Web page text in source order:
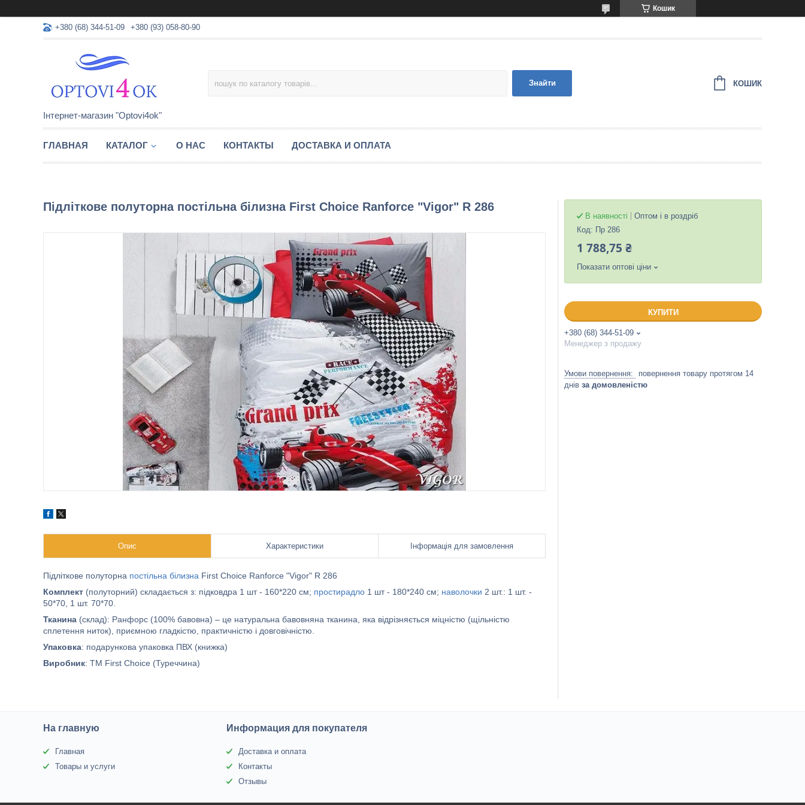
Кошик
+380 (68) 344-51-09 +380 (93) 058-80-90
Інтернет-магазин "Optovi4ok"
Знайти КОШИК
ГЛАВНАЯ КАТАЛОГ О НАС КОНТАКТЫ ДОСТАВКА И ОПЛАТА
Підліткове полуторна постільна білизна First Choice Ranforce "Vigor" R 286
Опис Характеристики Інформація для замовлення
Підліткове полуторна постільна білизна First Choice Ranforce "Vigor" R 286
Комплект (полуторний) складається з: підковдра 1 шт - 160*220 см; простирадло 1 шт - 180*240 см; наволочки 2 шт.: 1 шт. -
50*70, 1 шт. 70*70.
Тканина (склад): Ранфорс (100% бавовна) – це натуральна бавовняна тканина, яка відрізняється міцністю (щільністю
сплетення ниток), приємною гладкістю, практичністю і довговічністю.
Упаковка: подарункова упаковка ПВХ (книжка)
Виробник: ТМ First Choice (Туреччина)
В наявності
Оптом і в роздріб
Код: Пр 286
1 788,75 ₴
Показати оптові ціни
КУПИТИ
+380 (68) 344-51-09
Менеджер з продажу
повернення товару протягом 14
днів за домовленістю
На главную
Главная
Товары и услуги
Информация для покупателя
Доставка и оплата
Контакты
Отзывы